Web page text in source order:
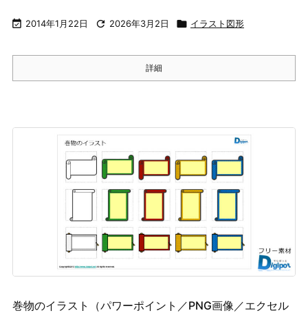
 2014年1月22日  2026年3月2日  イラスト図形
詳細
巻物のイラスト（パワーポイント／PNG画像／エクセル